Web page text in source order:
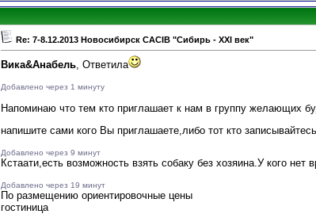
Re: 7-8.12.2013 Новосибирск CACIB "Сибирь - XXI век"
Вика&Анабель, Ответила
Добавлено через 1 минуту
Напоминаю что тем кто приглашает к нам в группу желающих
напишите сами кого Вы приглашаете,либо тот кто
Добавлено через 9 минут
Кстаати,есть возможность взять собаку без хозяина.У кого
Добавлено через 19 минут
По размещению ориентировочные цены
гостиница